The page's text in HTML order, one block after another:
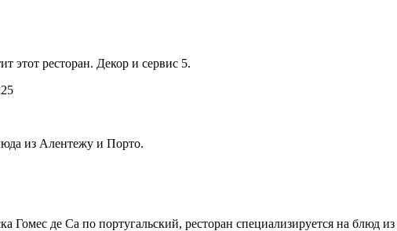
этот ресторан. Декор и сервис 5.
из Алентежу и Порто.
Гомес де Са по португальский, ресторан специализируется на блюд